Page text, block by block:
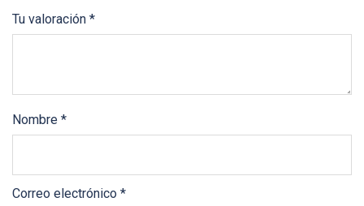
Tu valoración *
Nombre *
Correo electrónico *